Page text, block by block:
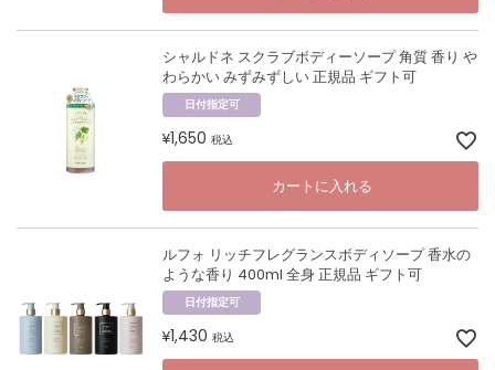
シャルドネ スクラブボディーソープ 角質 香り や
わらかい みずみずしい 正規品 ギフト可
日付指定可
¥1,650 税込
カートに入れる
ルフォ リッチフレグランスボディソープ 香水の
ような香り 400ml 全身 正規品 ギフト可
日付指定可
¥1,430 税込